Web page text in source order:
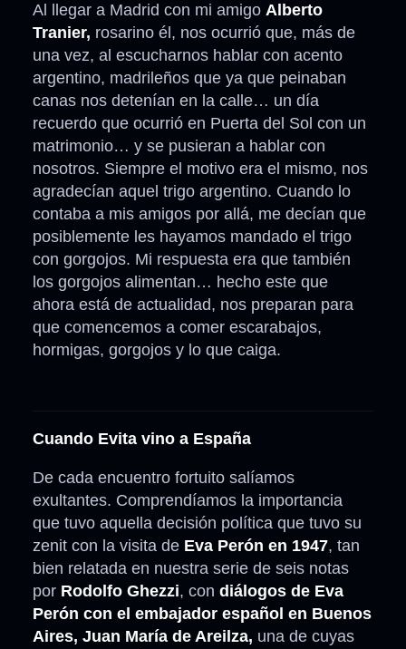
Al llegar a Madrid con mi amigo Alberto
Tranier, rosarino él, nos ocurrió que, más de
una vez, al escucharnos hablar con acento
argentino, madrileños que ya que peinaban
canas nos detenían en la calle… un día
recuerdo que ocurrió en Puerta del Sol con un
matrimonio… y se pusieran a hablar con
nosotros. Siempre el motivo era el mismo, nos
agradecían aquel trigo argentino. Cuando lo
contaba a mis amigos por allá, me decían que
posiblemente les hayamos mandado el trigo
con gorgojos. Mi respuesta era que también
los gorgojos alimentan… hecho este que
ahora está de actualidad, nos preparan para
que comencemos a comer escarabajos,
hormigas, gorgojos y lo que caiga.
Cuando Evita vino a España
De cada encuentro fortuito salíamos
exultantes. Comprendíamos la importancia
que tuvo aquella decisión política que tuvo su
zenit con la visita de Eva Perón en 1947, tan
bien relatada en nuestra serie de seis notas
por Rodolfo Ghezzi, con diálogos de Eva
Perón con el embajador español en Buenos
Aires, Juan María de Areilza, una de cuyas